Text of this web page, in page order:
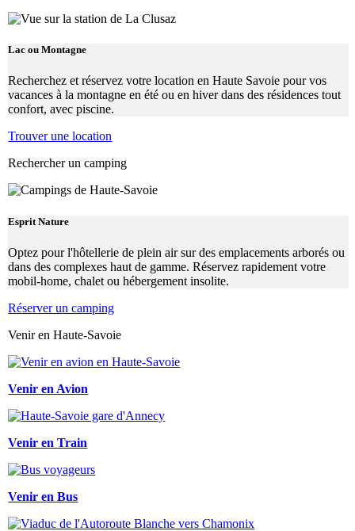
Lac ou Montagne
Recherchez et réservez votre location en Haute Savoie pour vos
vacances à la montagne en été ou en hiver dans des résidences tout
confort, avec piscine.
Trouver une location
Rechercher un camping
Esprit Nature
Optez pour l'hôtellerie de plein air sur des emplacements arborés ou
dans des complexes haut de gamme. Réservez rapidement votre
mobil-home, chalet ou hébergement insolite.
Réserver un camping
Venir en Haute-Savoie
Venir en Avion
Venir en Train
Venir en Bus